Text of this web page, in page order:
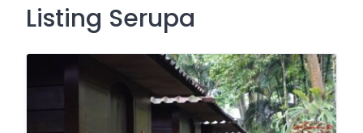
Listing Serupa